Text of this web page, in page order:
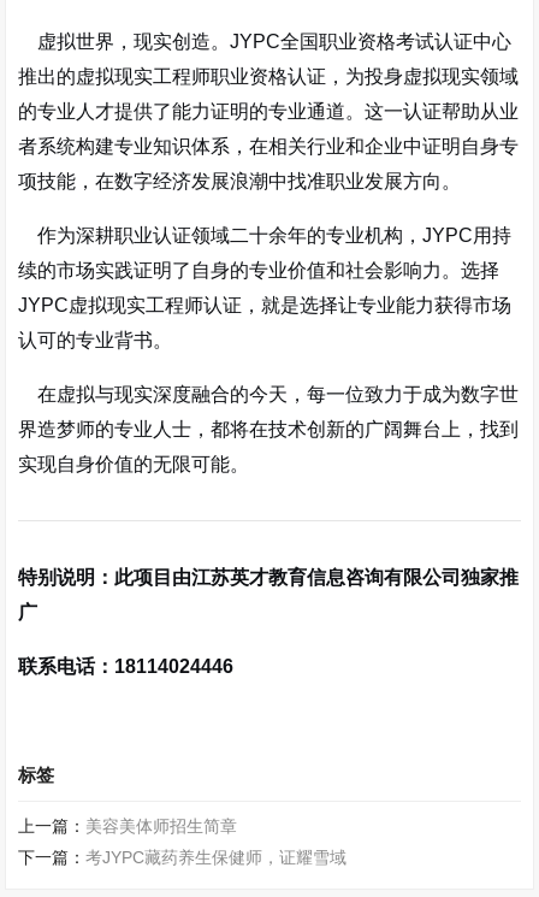
虚拟世界，现实创造。JYPC全国职业资格考试认证中心
推出的虚拟现实工程师职业资格认证，为投身虚拟现实领域
的专业人才提供了能力证明的专业通道。这一认证帮助从业
者系统构建专业知识体系，在相关行业和企业中证明自身专
项技能，在数字经济发展浪潮中找准职业发展方向。
作为深耕职业认证领域二十余年的专业机构，JYPC用持
续的市场实践证明了自身的专业价值和社会影响力。选择
JYPC虚拟现实工程师认证，就是选择让专业能力获得市场
认可的专业背书。
在虚拟与现实深度融合的今天，每一位致力于成为数字世
界造梦师的专业人士，都将在技术创新的广阔舞台上，找到
实现自身价值的无限可能。
特别说明：此项目由江苏英才教育信息咨询有限公司独家推
广
联系电话：18114024446
标签
上一篇： 美容美体师招生简章
下一篇：考JYPC藏药养生保健师，证耀雪域